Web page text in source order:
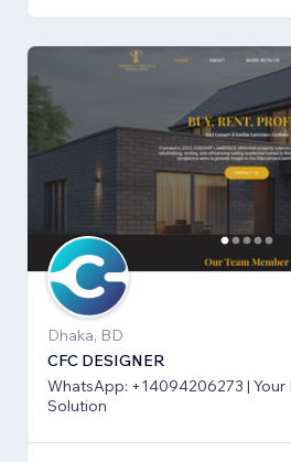
Dhaka, BD
CFC DESIGNER
WhatsApp: +14094206273 | Your Partner for Digital
Solution